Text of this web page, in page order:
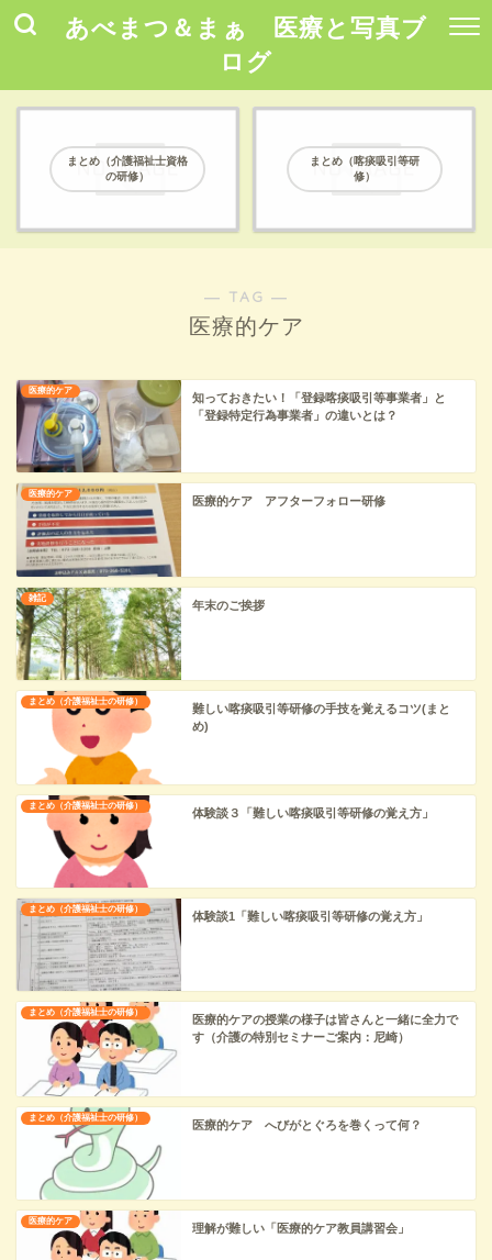
あべまつ＆まぁ 医療と写真ブ
ログ
まとめ（介護福祉士資格
の研修）
まとめ（喀痰吸引等研
修）
― TAG ―
医療的ケア
医療的ケア
知っておきたい！「登録喀痰吸引等事業者」と
「登録特定行為事業者」の違いとは？
医療的ケア
医療的ケア アフターフォロー研修
雑記
年末のご挨拶
まとめ（介護福祉士の研修）
難しい喀痰吸引等研修の手技を覚えるコツ(まと
め)
まとめ（介護福祉士の研修）
体験談３「難しい喀痰吸引等研修の覚え方」
まとめ（介護福祉士の研修）
体験談1「難しい喀痰吸引等研修の覚え方」
まとめ（介護福祉士の研修）
医療的ケアの授業の様子は皆さんと一緒に全力で
す（介護の特別セミナーご案内：尼崎）
まとめ（介護福祉士の研修）
医療的ケア へびがとぐろを巻くって何？
医療的ケア
理解が難しい「医療的ケア教員講習会」